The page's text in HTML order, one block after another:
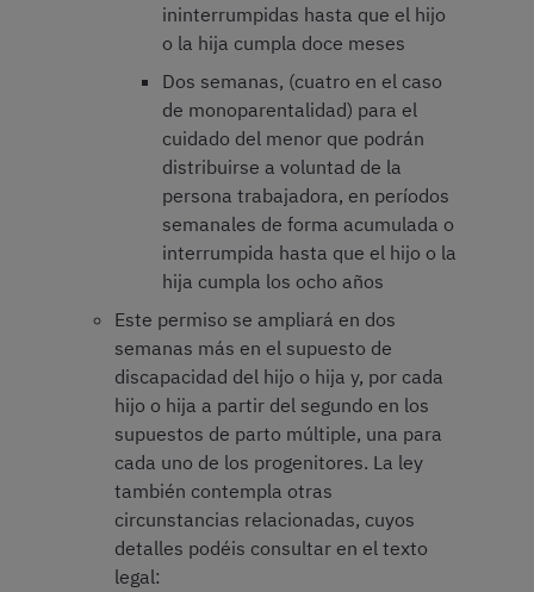
ininterrumpidas hasta que el hijo
o la hija cumpla doce meses
Dos semanas, (cuatro en el caso
de monoparentalidad) para el
cuidado del menor que podrán
distribuirse a voluntad de la
persona trabajadora, en períodos
semanales de forma acumulada o
interrumpida hasta que el hijo o la
hija cumpla los ocho años
Este permiso se ampliará en dos
semanas más en el supuesto de
discapacidad del hijo o hija y, por cada
hijo o hija a partir del segundo en los
supuestos de parto múltiple, una para
cada uno de los progenitores. La ley
también contempla otras
circunstancias relacionadas, cuyos
detalles podéis consultar en el texto
legal: